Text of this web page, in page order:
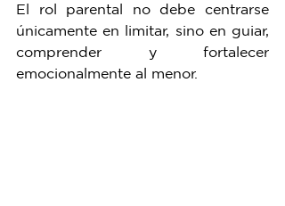
El rol parental no debe centrarse
únicamente en limitar, sino en guiar,
comprender y fortalecer
emocionalmente al menor.